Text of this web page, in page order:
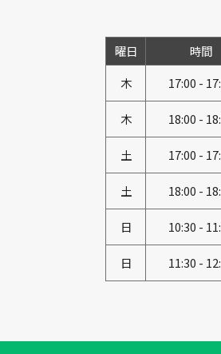
曜日 時間
木
17:00
木 18:00
土 17:00
土 18:00
日 10:30
日 11:30